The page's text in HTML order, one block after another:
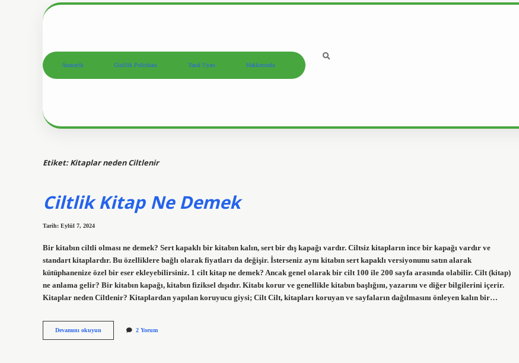
Anasayfa Gizlilik Politikası Yasal Uyarı Hakkımızda
Etiket:Kitaplar neden Ciltlenir
Ciltlik Kitap Ne Demek
Tarih: Eylül 7, 2024
Bir kitabın ciltli olması ne demek? Sert kapaklı bir kitabın kalın, sert bir dış kapağı vardır. Ciltsiz kitapların ince bir kapağı vardır ve
standart kitaplardır. Bu özelliklere bağlı olarak fiyatları da değişir. İsterseniz aynı kitabın sert kapaklı versiyonunu satın alarak
kütüphanenize özel bir eser ekleyebilirsiniz. 1 cilt kitap ne demek? Ancak genel olarak bir cilt 100 ile 200 sayfa arasında olabilir. Cilt (kitap)
ne anlama gelir? Bir kitabın kapağı, kitabın fiziksel dışıdır. Kitabı korur ve genellikle kitabın başlığını, yazarını ve diğer bilgilerini içerir.
Kitaplar neden Ciltlenir? Kitaplardan yapılan koruyucu giysi; Cilt Cilt, kitapları koruyan ve sayfaların dağılmasını önleyen kalın bir…
Devamını okuyun
Kitap
2 Yorum